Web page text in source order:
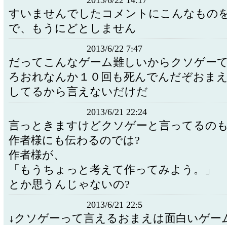
すいませんでしたコメントにこんなもの
で、もうにどとしません
2013/6/22 7:47
だってこんなゲーム難しいからクソゲー
ろおれなんか１０回も死んでんだぞおま
してるから言えないだけだ
2013/6/21 22:24
言っときますけどクソゲーと言ってるの
作者様にも伝わるのでは?
作者様が、
「もうちょっと考えて作ってみよう。」
とか思うんじゃないの?
2013/6/21 22:5
↓クソゲーって言えるおまえは面白いゲー